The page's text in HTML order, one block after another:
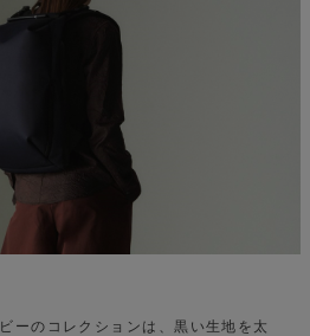
ーのコレクションは、黒い生地を太